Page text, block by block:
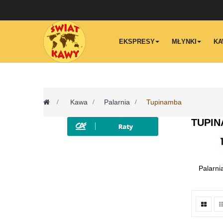
EKSPRESY MŁYNKI
> Kawa > Palarnia > Tupinamba